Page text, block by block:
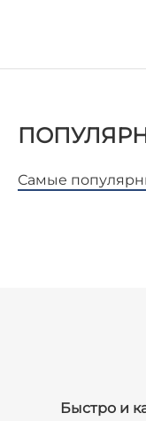
Самые
Быстро и